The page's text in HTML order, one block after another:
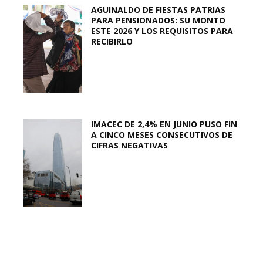
AGUINALDO DE FIESTAS PATRIAS
PARA PENSIONADOS: SU MONTO
ESTE 2026 Y LOS REQUISITOS PARA
RECIBIRLO
IMACEC DE 2,4% EN JUNIO PUSO FIN
A CINCO MESES CONSECUTIVOS DE
CIFRAS NEGATIVAS